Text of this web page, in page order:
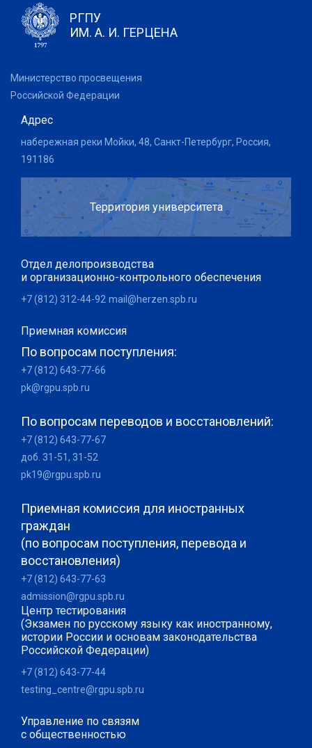
РГПУ
ИМ. А. И. ГЕРЦЕНА
Министерство просвещения
Российской Федерации
Адрес
набережная реки Мойки, 48, Санкт-Петербург, Россия,
191186
Территория университета
Отдел делопроизводства
и организационно-контрольного обеспечения
+7 (812) 312-44-92 mail@herzen.spb.ru
Приемная комиссия
По вопросам поступления:
+7 (812) 643-77-66
pk@rgpu.spb.ru
По вопросам переводов и восстановлений:
+7 (812) 643-77-67
доб. 31-51, 31-52
pk19@rgpu.spb.ru
Приемная комиссия для иностранных
граждан
(по вопросам поступления, перевода и
восстановления)
+7 (812) 643-77-63
admission@rgpu.spb.ru
Центр тестирования
(Экзамен по русскому языку как иностранному,
истории России и основам законодательства
Российской Федерации)
+7 (812) 643-77-44
testing_centre@rgpu.spb.ru
Управление по связям
с общественностью